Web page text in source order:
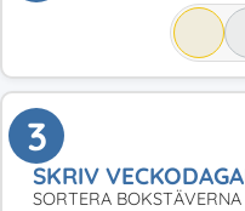
3
SKRIV
SORTERA BOKSTÄVERNA